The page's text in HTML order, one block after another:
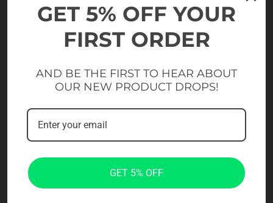
GET 5% OFF YOUR
FIRST ORDER
AND BE THE FIRST TO HEAR ABOUT
OUR NEW PRODUCT DROPS!
GET 5% OFF